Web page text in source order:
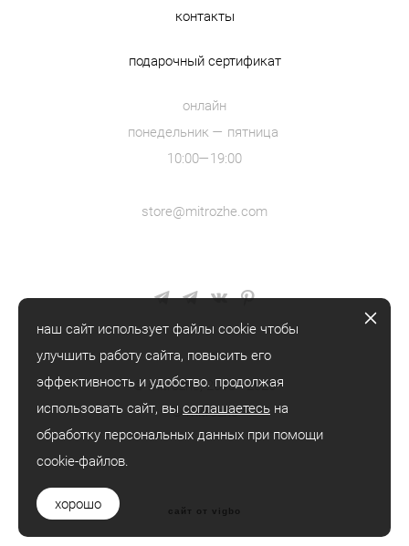
контакты
подарочный сертификат
онлайн
понедельник — пятница
10:00—19:00
store@mitrozhe.com
© mitrozhe, 2018—2026
® mitrozhe
сайт от vigbo
наш сайт использует файлы cookie чтобы
улучшить работу сайта, повысить его
эффективность и удобство. продолжая
использовать сайт, вы соглашаетесь на
обработку персональных данных при помощи
cookie-файлов.
хорошо